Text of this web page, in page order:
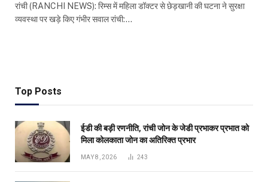
रांची (RANCHI NEWS): रिम्स में महिला डॉक्टर से छेड़खानी की घटना ने सुरक्षा
व्यवस्था पर खड़े किए गंभीर सवाल रांची:…
Top Posts
ईडी की बड़ी रणनीति, रांची जोन के जेडी प्रभाकर प्रभात को
मिला कोलकाता जोन का अतिरिक्त प्रभार
MAY 8, 2026 243